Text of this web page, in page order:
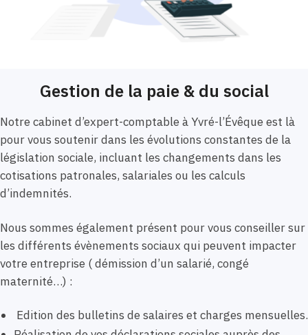
Gestion de la paie & du social
Notre cabinet d’expert-comptable à Yvré-l’Évêque est là
pour vous soutenir dans les évolutions constantes de la
législation sociale, incluant les changements dans les
cotisations patronales, salariales ou les calculs
d’indemnités.
Nous sommes également présent pour vous conseiller sur
les différents évènements sociaux qui peuvent impacter
votre entreprise ( démission d’un salarié, congé
maternité…) :
Edition des bulletins de salaires et charges mensuelles.